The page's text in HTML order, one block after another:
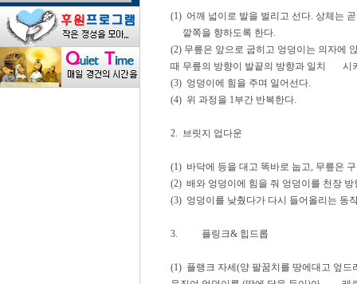
(1) 어깨 넓이로 발을 벌리고 선다. 상체는
깥쪽을 향하도록 한다.
(2) 무릎은 앞으로 굽히고 엉덩이는 의자
때 무릎의 방향이 발끝의 방향과 일치 시
(3) 엉덩이에 힘을 주며 일어선다.
(4) 위 과정을 1부간 반복한다.
2. 브릿지 업다운
(1) 바닥에 등을 대고 똑바로 눕고, 무릎
(2) 배와 엉덩이에 힘을 줘 엉덩이를 천장 방
(3) 엉덩이를 낮췄다가 다시 들어올리는 동
3. 플링크& 힙드롭
(1) 플랭크 자세(양 팔꿈치를 땅에대고 엎